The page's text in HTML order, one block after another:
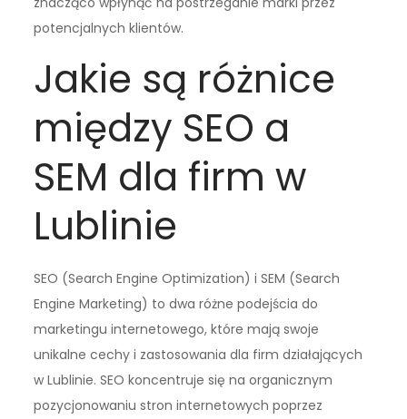
potencjalnych klientów.
Jakie są różnice
między SEO a
SEM dla firm w
Lublinie
SEO (Search Engine Optimization) i SEM (Search
Engine Marketing) to dwa różne podejścia do
marketingu internetowego, które mają swoje
unikalne cechy i zastosowania dla firm działających
w Lublinie. SEO koncentruje się na organicznym
pozycjonowaniu stron internetowych poprzez